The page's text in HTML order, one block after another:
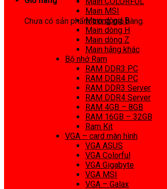
Chưa có sản phẩm trong giỏ hàng.
Main MSI
Main dòng B
Main dòng H
Main dòng Z
Main hãng khác
Bộ nhớ Ram
RAM DDR3 PC
RAM DDR4 PC
RAM DDR3 Server
RAM DDR4 Server
RAM 4GB – 8GB
RAM 16GB – 32GB
Ram Kit
VGA – card màn hình
VGA ASUS
VGA Colorful
VGA Gigabyte
VGA MSI
VGA – Galax